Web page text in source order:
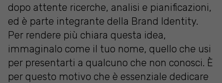
dopo attente ricerche, analisi e pianificazioni,
ed è parte integrante della Brand Identity.
Per rendere più chiara questa idea,
immaginalo come il tuo nome, quello che usi
per presentarti a qualcuno che non conosci. È
per questo motivo che è essenziale dedicare